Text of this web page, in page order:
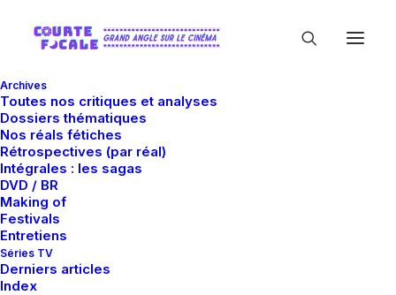
Archives
Toutes nos critiques et analyses
Dossiers thématiques
Nos réals fétiches
Rétrospectives (par réal)
Intégrales : les sagas
DVD / BR
Making of
Festivals
Entretiens
Séries TV
Derniers articles
Index